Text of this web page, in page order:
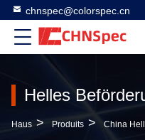
chnspec@colorspec.cn
Helles
Haus > Produits > China